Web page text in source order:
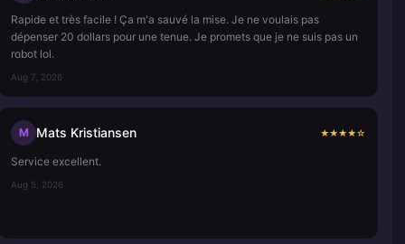
Rapide et très facile ! Ça m'a sauvé la mise. Je ne voulais pas
dépenser 20 dollars pour une tenue. Je promets que je ne suis pas un
robot lol.
Aug 7, 2026
M Mats Kristiansen ★★★★☆
Service excellent.
Aug 5, 2026